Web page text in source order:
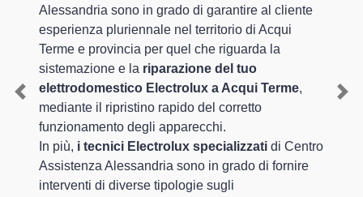
Alessandria sono in grado di garantire al cliente
esperienza pluriennale nel territorio di Acqui
Terme e provincia per quel che riguarda la
sistemazione e la riparazione del tuo
elettrodomestico Electrolux a Acqui Terme,
mediante il ripristino rapido del corretto
funzionamento degli apparecchi.
In più, i tecnici Electrolux specializzati di Centro
Assistenza Alessandria sono in grado di fornire
interventi di diverse tipologie sugli
Previous